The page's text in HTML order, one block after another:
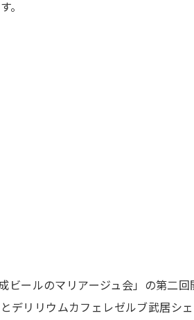
。
ビールのマリアージュ会」の第二回
デリリウムカフェレゼルブ武居シ